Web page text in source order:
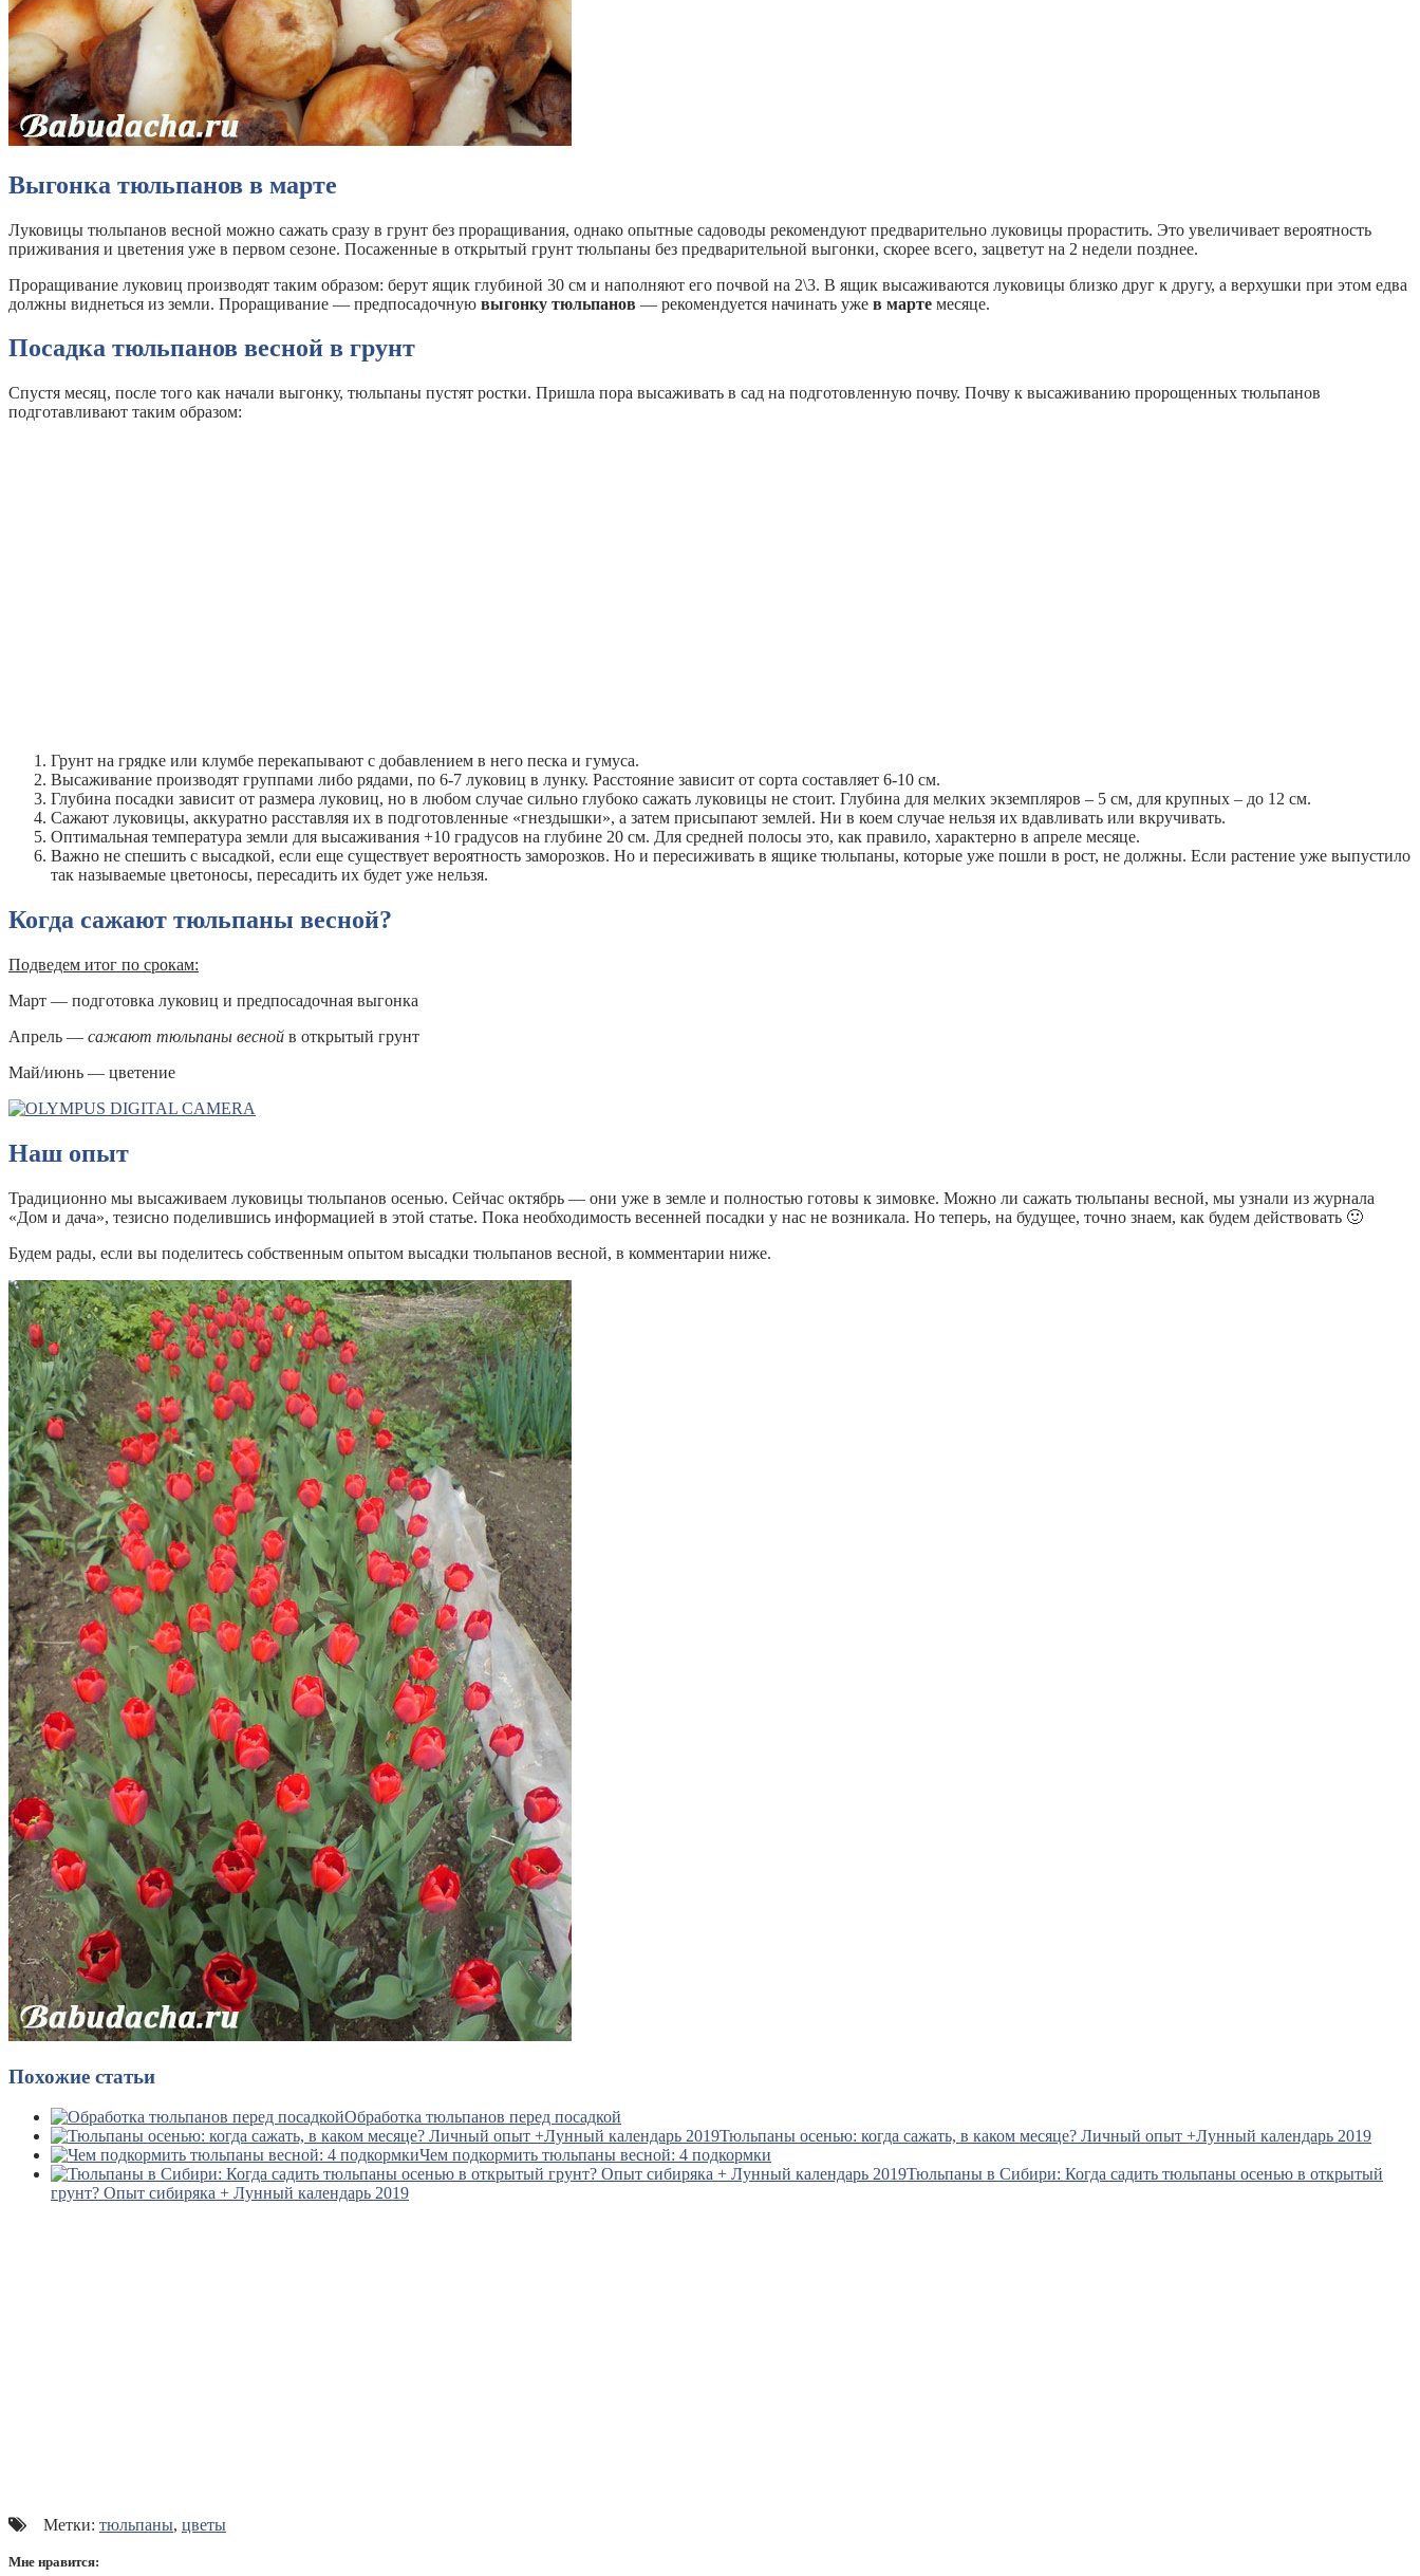
Выгонка тюльпанов в марте
Луковицы тюльпанов весной можно сажать сразу в грунт без проращивания, однако опытные садоводы рекомендуют предварительно луковицы прорастить. Это увеличивает вероятность
приживания и цветения уже в первом сезоне. Посаженные в открытый грунт тюльпаны без предварительной выгонки, скорее всего, зацветут на 2 недели позднее.
Проращивание луковиц производят таким образом: берут ящик глубиной 30 см и наполняют его почвой на 2\3. В ящик высаживаются луковицы близко друг к другу, а верхушки при этом едва
должны виднеться из земли. Проращивание — предпосадочную выгонку тюльпанов — рекомендуется начинать уже в марте месяце.
Посадка тюльпанов весной в грунт
Спустя месяц, после того как начали выгонку, тюльпаны пустят ростки. Пришла пора высаживать в сад на подготовленную почву. Почву к высаживанию пророщенных тюльпанов
подготавливают таким образом:
Грунт на грядке или клумбе перекапывают с добавлением в него песка и гумуса.
Высаживание производят группами либо рядами, по 6-7 луковиц в лунку. Расстояние зависит от сорта составляет 6-10 см.
Глубина посадки зависит от размера луковиц, но в любом случае сильно глубоко сажать луковицы не стоит. Глубина для мелких экземпляров – 5 см, для крупных – до 12 см.
Сажают луковицы, аккуратно расставляя их в подготовленные «гнездышки», а затем присыпают землей. Ни в коем случае нельзя их вдавливать или вкручивать.
Оптимальная температура земли для высаживания +10 градусов на глубине 20 см. Для средней полосы это, как правило, характерно в апреле месяце.
Важно не спешить с высадкой, если еще существует вероятность заморозков. Но и пересиживать в ящике тюльпаны, которые уже пошли в рост, не должны. Если растение уже выпустило
так называемые цветоносы, пересадить их будет уже нельзя.
Когда сажают тюльпаны весной?
Подведем итог по срокам:
Март — подготовка луковиц и предпосадочная выгонка
Апрель — сажают тюльпаны весной в открытый грунт
Май/июнь — цветение
Наш опыт
Традиционно мы высаживаем луковицы тюльпанов осенью. Сейчас октябрь — они уже в земле и полностью готовы к зимовке. Можно ли сажать тюльпаны весной, мы узнали из журнала
«Дом и дача», тезисно поделившись информацией в этой статье. Пока необходимость весенней посадки у нас не возникала. Но теперь, на будущее, точно знаем, как будем действовать 🙂
Будем рады, если вы поделитесь собственным опытом высадки тюльпанов весной, в комментарии ниже.
Похожие статьи
Обработка тюльпанов перед посадкой
Тюльпаны осенью: когда сажать, в каком месяце? Личный опыт +Лунный календарь 2019
Чем подкормить тюльпаны весной: 4 подкормки
Тюльпаны в Сибири: Когда садить тюльпаны осенью в открытый
грунт? Опыт сибиряка + Лунный календарь 2019
Метки: тюльпаны, цветы
Мне нравится: